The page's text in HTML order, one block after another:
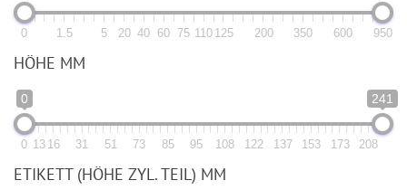
0 1.5 5 20 40 60 75 110 125 200 350 600 950
HÖHE MM
0 241
0 13 16 31 51 73 85 95 108 122 137 153 173 208
ETIKETT (HÖHE ZYL. TEIL) MM